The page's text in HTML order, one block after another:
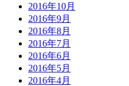
2016年10月
2016年9月
2016年8月
2016年7月
2016年6月
2016年5月
2016年4月